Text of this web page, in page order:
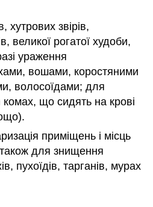
хутрових звірів,
великої рогатої худоби,
ураження
вошами, коростяними
волосоїдами; для
комах, що сидять на крові
приміщень і місць
для знищення
пухоїдів, тарганів, мурах